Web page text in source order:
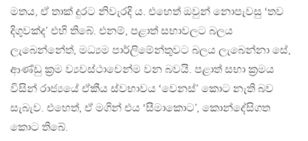
මතය, ඒ තාක් දුරට නිවැරදි ය. එහෙත් ඔවුන් නොපැවසු ‘තව
දිගුවක්ද’ එහි තිබේ. එනම්, පළාත් සභාවලට බලය
ලැබෙන්නේත්, මධ්‍යම පාර්ලිමේන්තුවට බලය ලැබෙන්නා සේ,
ආණ්ඩු ක‍්‍රම ව්‍යවස්ථාවෙන්ම වන බවයි. පළාත් සභා ක‍්‍රමය
විසින් රාජ්‍යයේ ඒකීය ස්වභාවය ‘වෙනස්’ කොට නැති බව
සැබැව. එහෙත්, ඒ මගින් එය ‘සීමාකොට’, කොන්දේසිගත
කොට තිබේ.